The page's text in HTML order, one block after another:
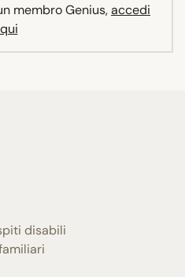
membro Genius,accedi
qui
disabili